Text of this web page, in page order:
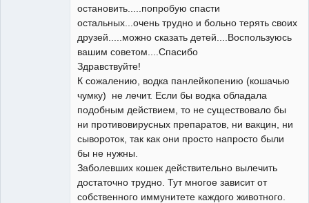
остановить.....попробую спасти
остальных...очень трудно и больно терять своих
друзей.....можно сказать детей....Воспользуюсь
вашим советом....Спасибо
Здравствуйте!
К сожалению, водка панлейкопению (кошачью
чумку) не лечит. Если бы водка обладала
подобным действием, то не существовало бы
ни противовирусных препаратов, ни вакцин, ни
сывороток, так как они просто напросто были
бы не нужны.
Заболевших кошек действительно вылечить
достаточно трудно. Тут многое зависит от
собственного иммунитете каждого животного.